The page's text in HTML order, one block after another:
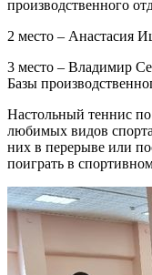
производственного
2 место – Анастасия
3 место – Владимир
Базы
Настольный теннис
любимых видов
них в перерыве или
поиграть в